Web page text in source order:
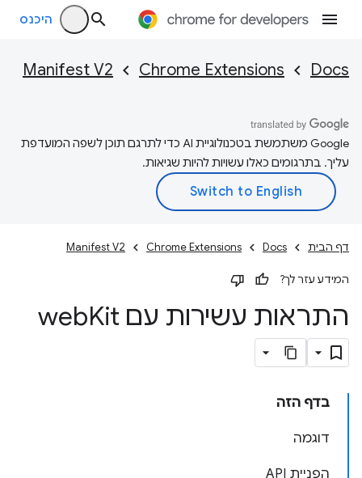
היכנס
Docs
Chrome Extensions
Manifest V2
‫Google משתמשת בטכנולוגיית AI כדי לתרגם תוכן לשפה המועדפת
עליך. בתרגומים כאלו עשויות להיות שגיאות.
דף הבית Docs
Chrome Extensions
Manifest V2
המידע עזר לך?
התראות עשירות עם web Kit
בדף הזה
דוגמה
הפניית API